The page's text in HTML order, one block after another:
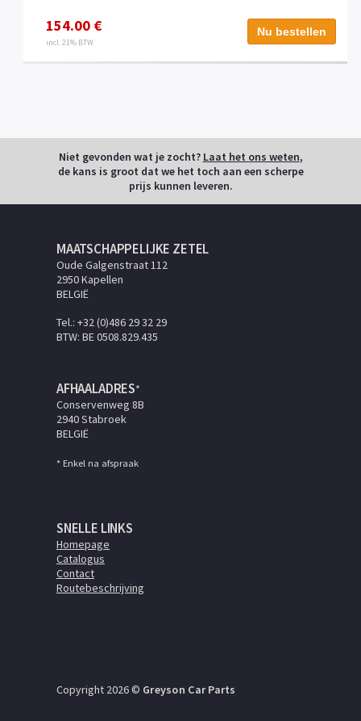
154.00 €
incl. 21% BTW
Nu bestellen
Niet gevonden wat je zocht? Laat het ons weten,
de kans is groot dat we het toch aan een scherpe
prijs kunnen leveren.
MAATSCHAPPELIJKE ZETEL
Oude Galgenstraat 112
2950 Kapellen
BELGIË
Tel.: +32 (0)486 29 32 29
BTW: BE 0508.829.435
AFHAALADRES*
Conservenweg 8B
2940 Stabroek
BELGIË
* Enkel na afspraak
SNELLE LINKS
Homepage
Catalogus
Contact
Routebeschrijving
Copyright 2026 © Greyson Car Parts